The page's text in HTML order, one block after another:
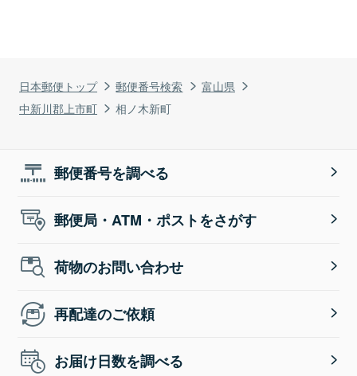
日本郵便トップ 郵便番号検索
富山県
中新川郡上市町
相ノ木新町
郵便番号を調べる
郵便局・ATM・ポストをさがす
荷物のお問い合わせ
再配達のご依頼
お届け日数を調べる